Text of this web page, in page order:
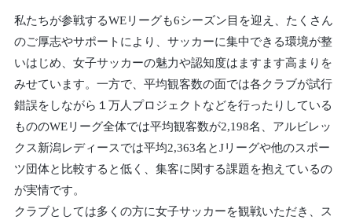
私たちが参戦するWEリーグも6シーズン目を迎え、たくさん
のご厚志やサポートにより、サッカーに集中できる環境が整
いはじめ、女子サッカーの魅力や認知度はますます高まりを
みせています。一方で、平均観客数の面では各クラブが試行
錯誤をしながら１万人プロジェクトなどを行ったりしている
もののWEリーグ全体では平均観客数が2,198名、アルビレッ
クス新潟レディースでは平均2,363名とJリーグや他のスポー
ツ団体と比較すると低く、集客に関する課題を抱えているの
が実情です。
クラブとしては多くの方に女子サッカーを観戦いただき、ス